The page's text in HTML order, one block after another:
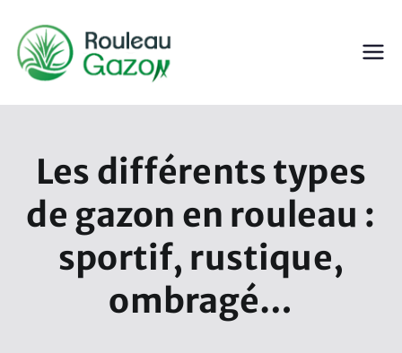
contenu
Les différents types
de gazon en rouleau :
sportif, rustique,
ombragé…